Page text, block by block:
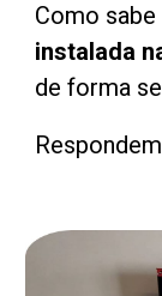
Como sabe
instalada
de forma